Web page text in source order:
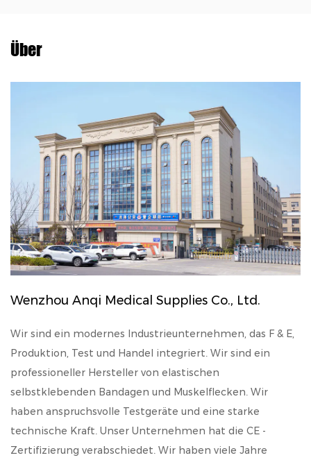
Über
Wenzhou Anqi Medical Supplies Co., Ltd.
Wir sind ein modernes Industrieunternehmen, das F & E,
Produktion, Test und Handel integriert. Wir sind ein
professioneller Hersteller von elastischen
selbstklebenden Bandagen und Muskelflecken. Wir
haben anspruchsvolle Testgeräte und eine starke
technische Kraft. Unser Unternehmen hat die CE -
Zertifizierung verabschiedet. Wir haben viele Jahre